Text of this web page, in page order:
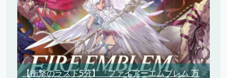
【衝撃のラスト5分】『ファイアーエムブレム 万